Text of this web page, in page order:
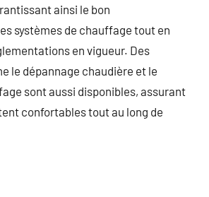
ainsi le bon
systèmes de chauffage tout en
en vigueur. Des
le dépannage chaudière et le
sont aussi disponibles, assurant
confortables tout au long de